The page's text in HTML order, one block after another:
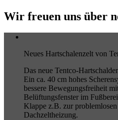
Wir freuen uns über
Neues Hartschalenzelt von
Das neue Tentco-
Ein ca. 40 cm hohes
bessere Bewegungsfreiheit
Belüftungsfenster im
Klappe z.B. zur
Dachzeltheizung.